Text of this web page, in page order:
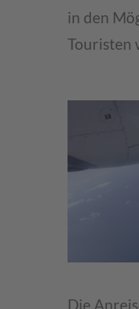
in den
Touristen
Die